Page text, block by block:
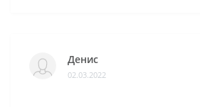
Денис
02.03.2022